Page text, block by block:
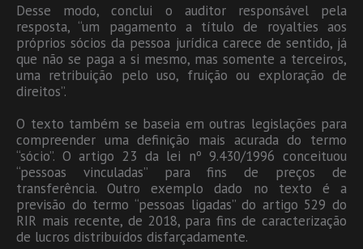
Desse modo, conclui o auditor responsável pela
resposta, “um pagamento a título de royalties aos
próprios sócios da pessoa jurídica carece de sentido, já
que não se paga a si mesmo, mas somente a terceiros,
uma retribuição pelo uso, fruição ou exploração de
direitos”.
O texto também se baseia em outras legislações para
compreender uma definição mais acurada do termo
“sócio”. O artigo 23 da lei nº 9.430/1996 conceituou
“pessoas vinculadas” para fins de preços de
transferência. Outro exemplo dado no texto é a
previsão do termo “pessoas ligadas” do artigo 529 do
RIR mais recente, de 2018, para fins de caracterização
de lucros distribuídos disfarçadamente.